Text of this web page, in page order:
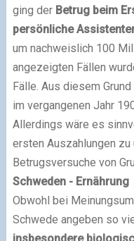
ging der Betrug beim
persönliche
um nachweislich 100
angezeigten Fällen
Fälle. Aus diesem
im vergangenen Jahr
Allerdings wäre es
ersten Auszahlungen
Betrugsversuche von
Schweden - Ernährung
Obwohl bei
Schwede angeben so